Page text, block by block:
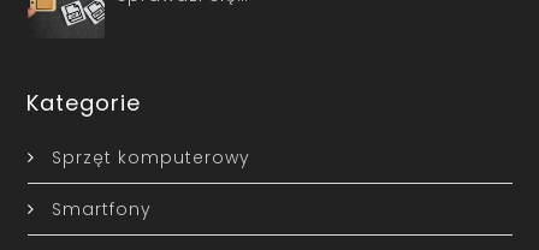
Kategorie
Sprzęt komputerowy
Smartfony